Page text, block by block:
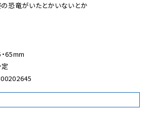
恐竜がいたとかいないとか
65mm